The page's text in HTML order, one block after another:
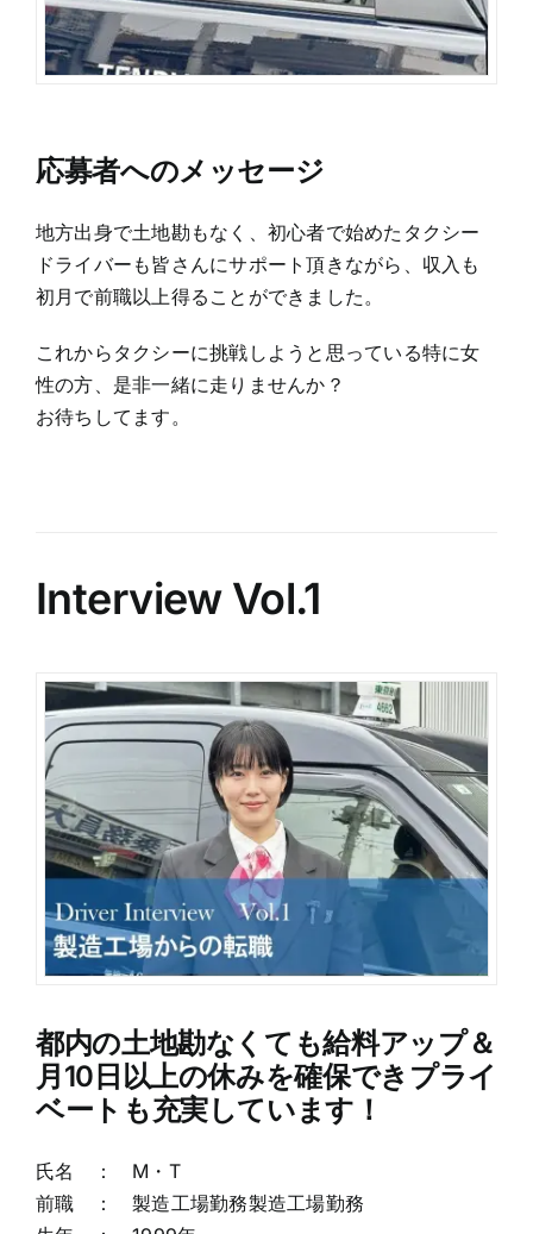
応募者へのメッセージ
地方出身で土地勘もなく、初心者で始めたタクシー
ドライバーも皆さんにサポート頂きながら、収入も
初月で前職以上得ることができました。
これからタクシーに挑戦しようと思っている特に女
性の方、是非一緒に走りませんか？
お待ちしてます。
Interview Vol.1
都内の土地勘なくても給料アップ＆
月10日以上の休みを確保できプライ
ベートも充実しています！
氏名 ： M・T
前職 ： 製造工場勤務製造工場勤務